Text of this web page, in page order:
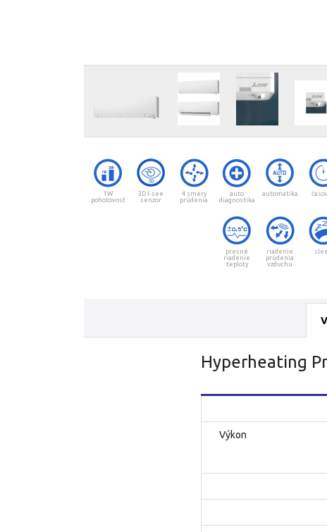
1W
pohotovosť
3D I-see
senzor
4 smery
prúdenia
auto
diagnostika
automatika
presné
riadenie
teploty
riadenie
prúdenia
vzduchu
Hyperheating
Výkon